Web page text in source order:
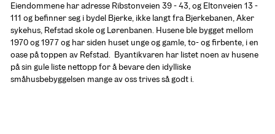
Eiendommene har adresse Ribstonveien 39 - 43, og Eltonveien 13 -
111 og befinner seg i bydel Bjerke, ikke langt fra Bjerkebanen, Aker
sykehus, Refstad skole og Lørenbanen. Husene ble bygget mellom
1970 og 1977 og har siden huset unge og gamle, to- og firbente, i en
oase på toppen av Refstad.  Byantikvaren har listet noen av husene
på sin gule liste nettopp for å bevare den idylliske
småhusbebyggelsen mange av oss trives så godt i.